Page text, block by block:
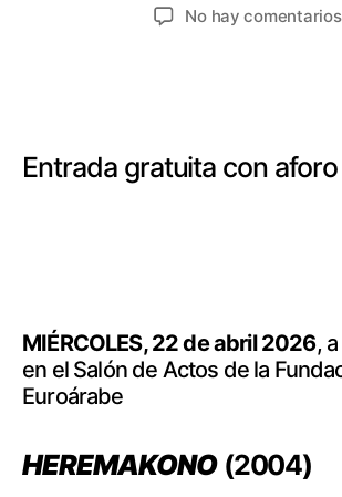
No hay comentarios
Entrada gratuita con
MIÉRCOLES, 22 de abril 2026,
en el Salón de Actos de la
Euroárabe
HEREMAKONO (2004)